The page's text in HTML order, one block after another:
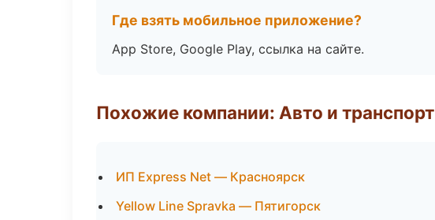
Где взять мобильное приложение?
App Store, Google Play, ссылка на сайте.
Похожие компании: Авто и транспорт
ИП Express Net — Красноярск
Yellow Line Spravka — Пятигорск